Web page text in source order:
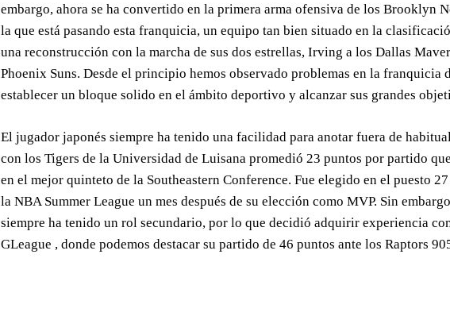
embargo, ahora se ha convertido en la primera arma ofensiva de los Brooklyn
la que está pasando esta franquicia, un equipo tan bien situado en la
una reconstrucción con la marcha de sus dos estrellas, Irving a los Dallas
Phoenix Suns. Desde el principio hemos observado problemas en la franquicia
establecer un bloque solido en el ámbito deportivo y alcanzar sus grandes
El jugador japonés siempre ha tenido una facilidad para anotar fuera de
con los Tigers de la Universidad de Luisana promedió 23 puntos por partido
en el mejor quinteto de la Southeastern Conference. Fue elegido en el puesto
la NBA Summer League un mes después de su elección como MVP. Sin
siempre ha tenido un rol secundario, por lo que decidió adquirir experiencia
GLeague , donde podemos destacar su partido de 46 puntos ante los Raptors